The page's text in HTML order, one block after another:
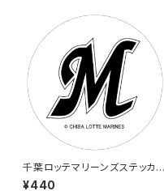
千葉ロッテマリーンズステッカー
5
¥440